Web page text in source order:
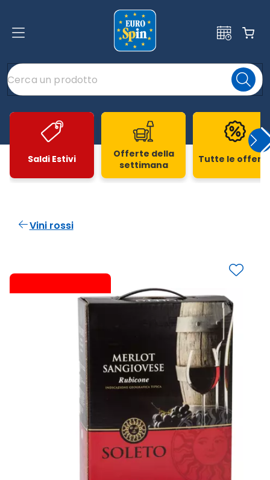
Saldi Estivi
Offerte della
settimana
Tutte le
Vini rossi